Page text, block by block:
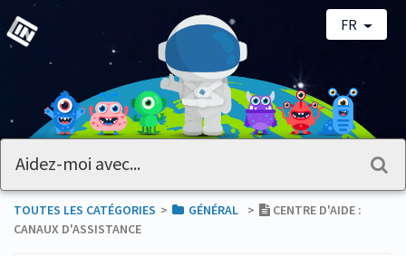
FR
TOUTES LES CATÉGORIES ​>​ ​GÉNÉRAL ​>​
CENTRE D'AIDE :
CANAUX D'ASSISTANCE